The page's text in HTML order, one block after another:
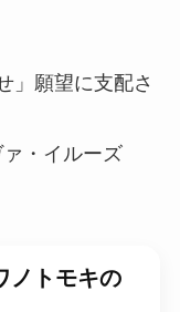
」願望に支配さ
・イルーズ
ノトモキの